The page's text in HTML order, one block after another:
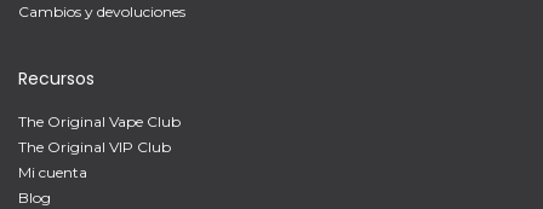
Cambios y devoluciones
Recursos
The Original Vape Club
The Original VIP Club
Mi cuenta
Blog